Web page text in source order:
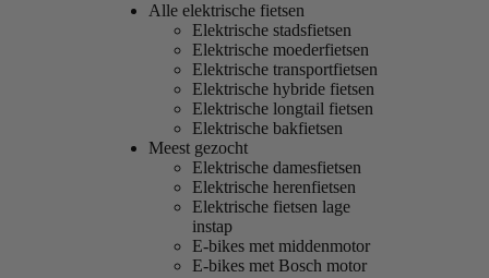
Alle elektrische fietsen
Elektrische stadsfietsen
Elektrische moederfietsen
Elektrische transportfietsen
Elektrische hybride fietsen
Elektrische longtail fietsen
Elektrische bakfietsen
Meest gezocht
Elektrische damesfietsen
Elektrische herenfietsen
Elektrische fietsen lage
instap
E-bikes met middenmotor
E-bikes met Bosch motor